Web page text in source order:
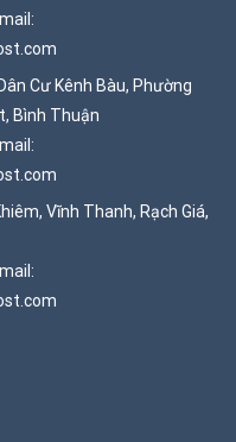
Cư Kênh Bàu, Phường
Bình Thuận
Vĩnh Thanh, Rạch Giá,